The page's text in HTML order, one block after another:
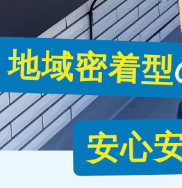
地域密着型
安心